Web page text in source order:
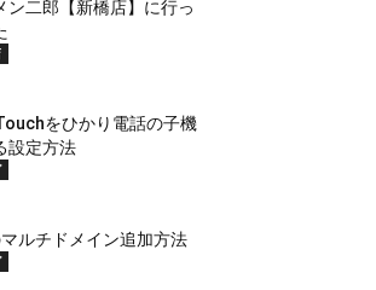
ン二郎【新橋店】に行っ
をひかり電話の子機
設定方法
ルチドメイン追加方法